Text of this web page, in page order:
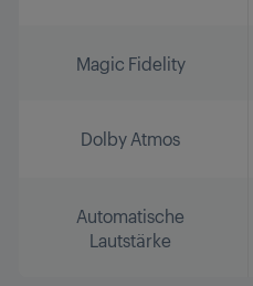
Magic Fidelity
Dolby Atmos
Automatische
Lautstärke